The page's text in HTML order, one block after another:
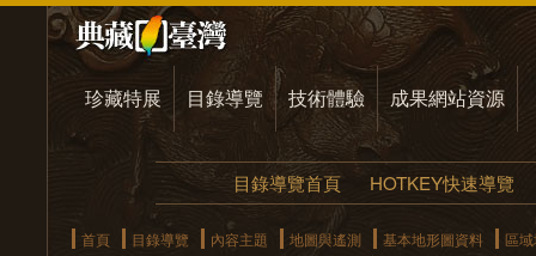
珍藏特展 目錄導覽 技術體驗 成果網站資源
目錄導覽首頁 HOTKEY快速導覽
首頁 目錄導覽 內容主題 地圖與遙測 基本地形圖資料
區